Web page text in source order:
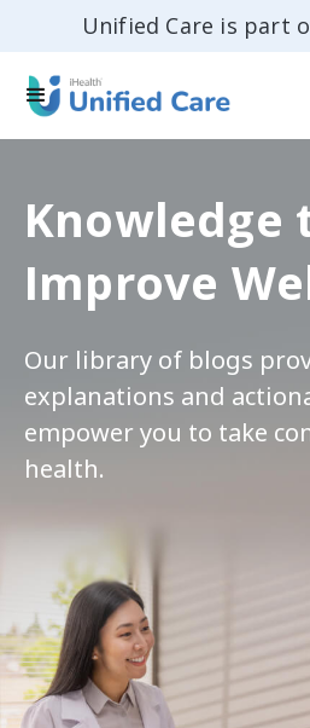
Unified Care is part
Knowledge
Improve
Our library of blogs
explanations and
empower you to take
health.